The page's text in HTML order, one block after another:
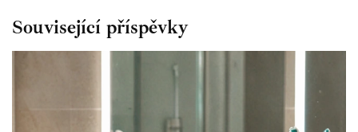
Související příspěvky